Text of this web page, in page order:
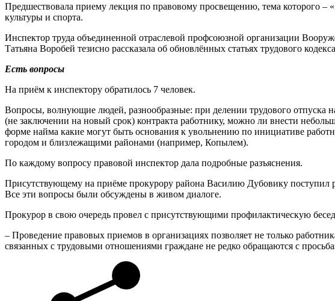
Предшествовала приему лекция по правовому просвещению, тема которого –
культуры и спорта.
Инспектор труда объединенной отраслевой профсоюзной организации
Татьяна Воробей тезисно рассказала об обновлённых статьях трудового
Есть вопросы
На приём к инспектору обратилось 7 человек.
Вопросы, волнующие людей, разнообразные: при делении трудового отпуска
(не заключении на новый срок) контракта работнику, можно ли внести
форме найма какие могут быть основания к увольнению по инициативе
городом и близлежащими районами (например, Копылем).
По каждому вопросу правовой инспектор дала подробные разъяснения.
Присутствующему на приёме прокурору района Василию Дубовику поступил
Все эти вопросы были обсуждены в живом диалоге.
Прокурор в свою очередь провел с присутствующими профилактическую
– Проведение правовых приемов в организациях позволяет не только
связанных с трудовыми отношениями граждане не редко обращаются с